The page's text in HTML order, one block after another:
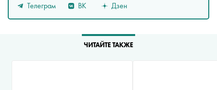
Телеграм
ВК Дзен
ЧИТАЙТЕ ТАКЖЕ